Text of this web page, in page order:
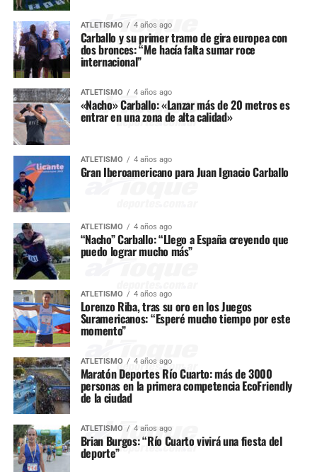
ATLETISMO 4 años ago
Carballo y su primer tramo de gira europea con
dos bronces: “Me hacía falta sumar roce
internacional”
ATLETISMO 4 años ago
«Nacho» Carballo: «Lanzar más de 20 metros es
entrar en una zona de alta calidad»
ATLETISMO 4 años ago
Gran Iberoamericano para Juan Ignacio Carballo
ATLETISMO 4 años ago
“Nacho” Carballo: “Llego a España creyendo que
puedo lograr mucho más”
ATLETISMO 4 años ago
Lorenzo Riba, tras su oro en los Juegos
Suramericanos: “Esperé mucho tiempo por este
momento”
ATLETISMO 4 años ago
Maratón Deportes Río Cuarto: más de 3000
personas en la primera competencia EcoFriendly
de la ciudad
ATLETISMO 4 años ago
Brian Burgos: “Río Cuarto vivirá una fiesta del
deporte”